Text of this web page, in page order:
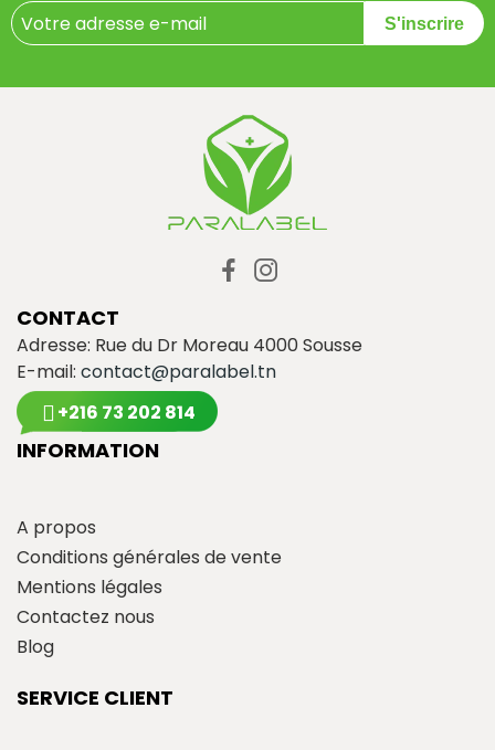
S'inscrire
CONTACT
Adresse: Rue du Dr Moreau 4000 Sousse
E-mail: contact@paralabel.tn
+216 73 202 814
INFORMATION
A propos
Conditions générales de vente
Mentions légales
Contactez nous
Blog
SERVICE CLIENT